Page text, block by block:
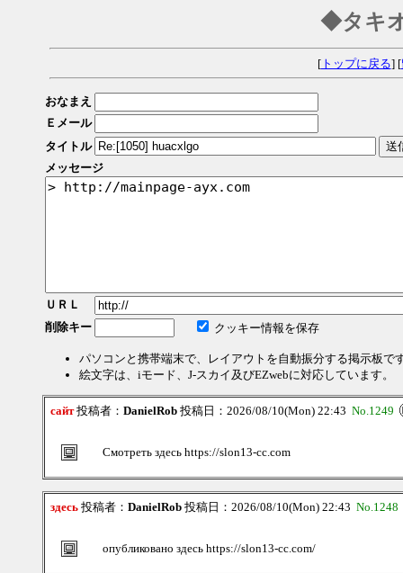
◆タキ
[トップに戻る] [
おなまえ
Ｅメール
タイトル
メッセージ
ＵＲＬ
削除キー
クッキー情報を保存
パソコンと携帯端末で、レイアウトを自動振分する掲示板で
絵文字は、iモード、J-スカイ及びEZwebに対応しています。
сайт投稿者： DanielRob 投稿日：2026/08/10(Mon) 22:43 No.1249
Смотреть здесь https://slon13-cc.com
здесь 投稿者： DanielRob 投稿日：2026/08/10(Mon) 22:43 No.1248
опубликовано здесь https://slon13-cc.com/